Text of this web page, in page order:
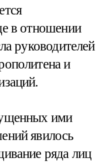
в отношении
руководителей
и
ими
явилось
ряда лиц